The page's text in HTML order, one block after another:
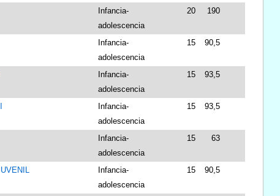
Infancia-
adolescencia
20 190
Infancia-
adolescencia
15 90,5
Infancia-
adolescencia
15 93,5
Infancia-
adolescencia
15 93,5
Infancia-
adolescencia
15 63
Infancia-
adolescencia
15 90,5